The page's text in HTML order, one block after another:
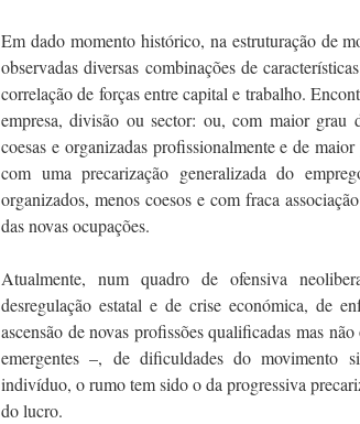
Em dado momento histórico, na estruturação de
observadas diversas combinações de
correlação de forças entre capital e trabalho.
empresa, divisão ou sector: ou, com maior grau
coesas e organizadas profissionalmente e de
com uma precarização generalizada do
organizados, menos coesos e com fraca
das novas ocupações.
Atualmente, num quadro de ofensiva
desregulação estatal e de crise económica, de
ascensão de novas profissões qualificadas mas
emergentes –, de dificuldades do movimento
indivíduo, o rumo tem sido o da progressiva
do lucro.